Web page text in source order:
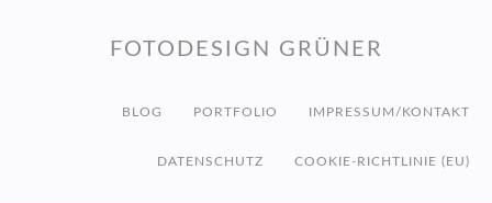
HauptnavigationFOTODESIGN GRÜNER
BLOG PORTFOLIO IMPRESSUM/KONTAKT
DATENSCHUTZ COOKIE-RICHTLINIE (EU)